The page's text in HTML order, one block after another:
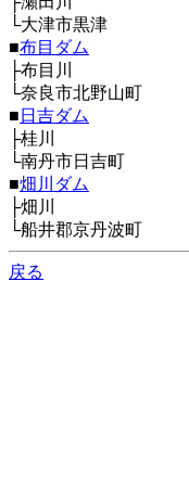
└大津市黒津
■布目ダム
├布目川
└奈良市北野山町
■ 日吉ダム
├桂川
└南丹市日吉町
■畑川ダム
├畑川
└船井郡京丹波町
戻る